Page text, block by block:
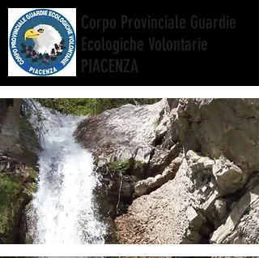
Corpo Provinciale Guardie
Ecologiche Volontarie
PIACENZA